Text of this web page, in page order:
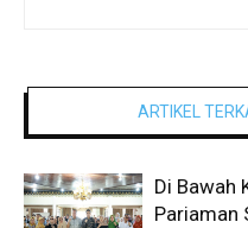
ARTIKEL
Di Bawah
Pariaman